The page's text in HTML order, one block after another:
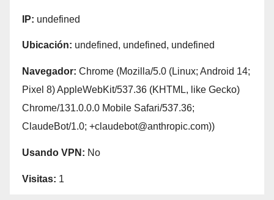
IP: undefined
Ubicación: undefined, undefined, undefined
Navegador: Chrome (Mozilla/5.0 (Linux; Android 14;
Pixel 8) AppleWebKit/537.36 (KHTML, like Gecko)
Chrome/131.0.0.0 Mobile Safari/537.36;
ClaudeBot/1.0; +claudebot@anthropic.com))
Usando VPN: No
Visitas: 1